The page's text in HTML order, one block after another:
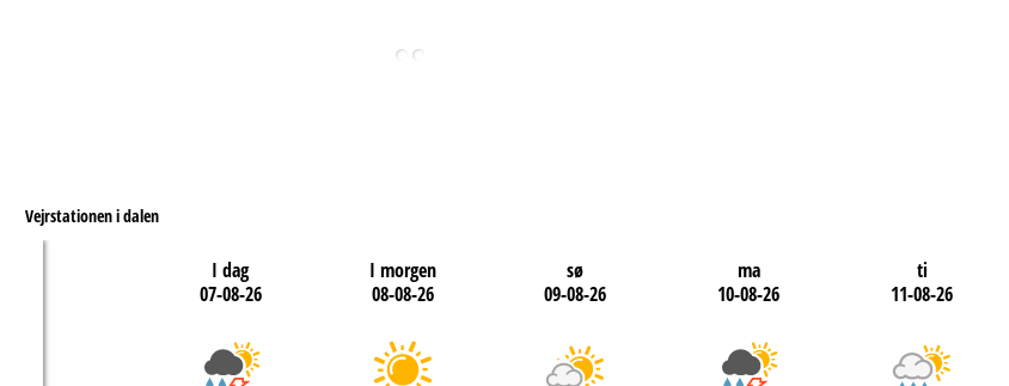
Vejrstationen i dalen
I dag
07-08-26
I morgen
08-08-26
sø
09-08-26
ma
10-08-26
ti
11-08-26